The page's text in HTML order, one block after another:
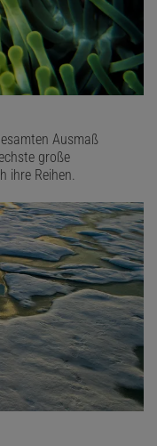
Ausmaß
große
ihre Reihen.